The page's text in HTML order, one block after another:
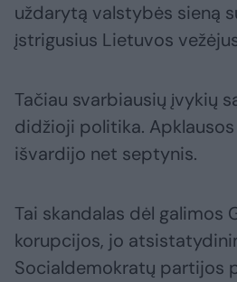
uždarytą valstybės sieną
įstrigusius Lietuvos
Tačiau svarbiausių įvykių
didžioji politika.
išvardijo net septynis.
Tai skandalas dėl galimos
korupcijos, jo
Socialdemokratų partijos